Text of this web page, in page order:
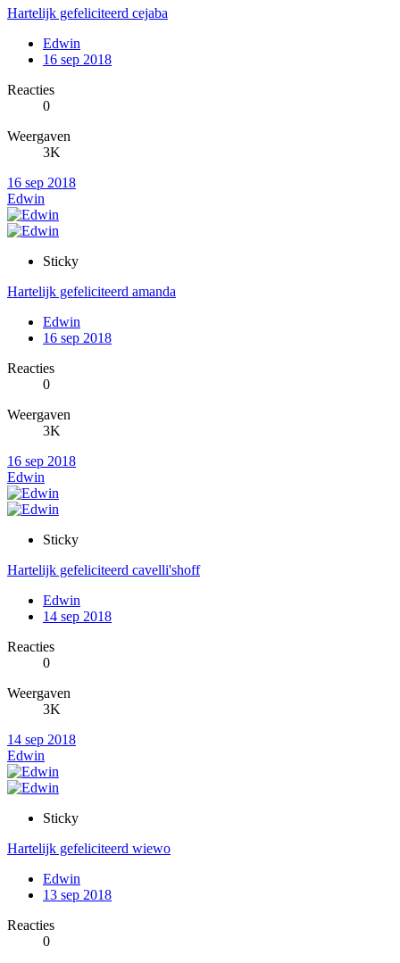
Hartelijk gefeliciteerd cejaba
Edwin
16 sep 2018
Reacties
0
Weergaven
3K
16 sep 2018
Edwin
Sticky
Hartelijk gefeliciteerd amanda
Edwin
16 sep 2018
Reacties
0
Weergaven
3K
16 sep 2018
Edwin
Sticky
Hartelijk gefeliciteerd cavelli'shoff
Edwin
14 sep 2018
Reacties
0
Weergaven
3K
14 sep 2018
Edwin
Sticky
Hartelijk gefeliciteerd wiewo
Edwin
13 sep 2018
Reacties
0